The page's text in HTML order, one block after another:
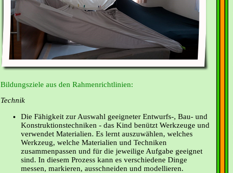
Bildungsziele aus den Rahmenrichtlinien:
Technik
Die Fähigkeit zur Auswahl geeigneter Entwurfs-, Bau- und
Konstruktionstechniken - das Kind benützt Werkzeuge und
verwendet Materialien. Es lernt auszuwählen, welches
Werkzeug, welche Materialien und Techniken
zusammenpassen und für die jeweilige Aufgabe geeignet
sind. In diesem Prozess kann es verschiedene Dinge
messen, markieren, ausschneiden und modellieren.